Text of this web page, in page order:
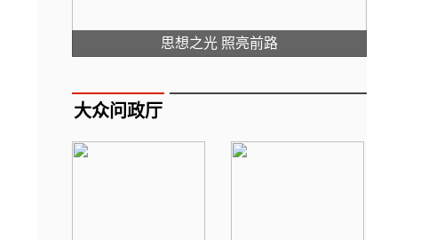
思想之光 照亮前路
大众问政厅